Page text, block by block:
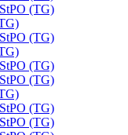
(TG)
(TG)
(TG)
(TG)
(TG)
(TG)